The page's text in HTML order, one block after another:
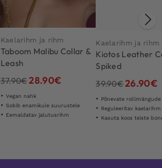
Kaelarihm ja rihm
Taboom Malibu Collar &
Leash
37.90€28.90€
Vegan nahk
Sobib enamikule suurustele
Eemaldatav jalutusrihm
Kaelarihm ja rihm
Kiotos Leather
Spiked
39.90€26.90€
Põnevate rollimängude ja S&M
Reguleeritav kaelarihm
Kasuta koos teiste bondage